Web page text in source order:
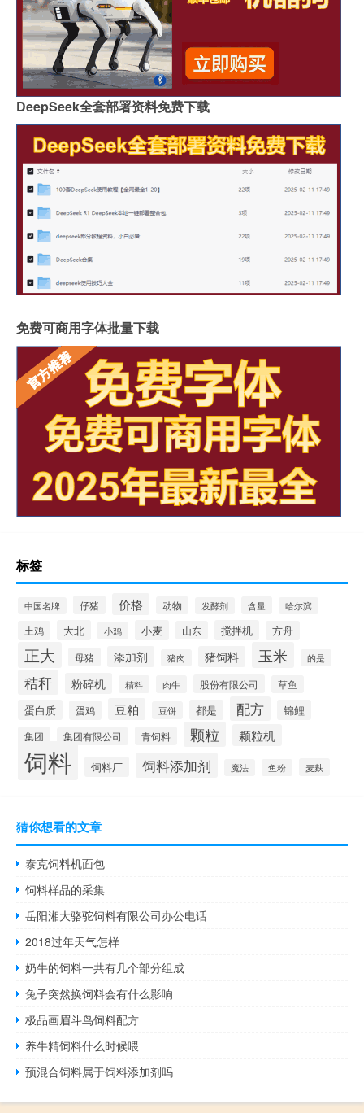
DeepSeek全套部署资料免费下载
免费可商用字体批量下载
标签
中国名牌 仔猪 价格 动物 发酵剂 含量 哈尔滨
土鸡 大北 小鸡 小麦 山东 搅拌机 方舟
正大 母猪 添加剂 猪肉 猪饲料 玉米 的是
秸秆 粉碎机 精料 肉牛 股份有限公司 草鱼
蛋白质 蛋鸡 豆粕 豆饼 都是 配方 锦鲤
集团 集团有限公司 青饲料 颗粒 颗粒机
饲料 饲料厂 饲料添加剂 魔法 鱼粉 麦麸
猜你想看的文章
泰克饲料机面包
饲料样品的采集
岳阳湘大骆驼饲料有限公司办公电话
2018过年天气怎样
奶牛的饲料一共有几个部分组成
兔子突然换饲料会有什么影响
极品画眉斗鸟饲料配方
养牛精饲料什么时候喂
预混合饲料属于饲料添加剂吗